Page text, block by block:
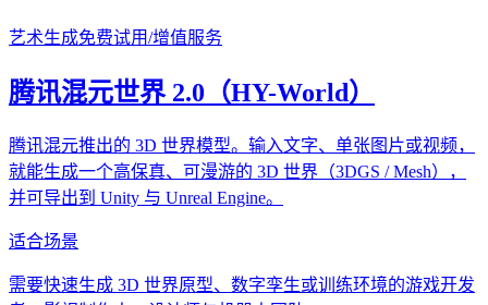
艺术生成免费试用/增值服务
腾讯混元世界 2.0（HY-World）
腾讯混元推出的 3D 世界模型。输入文字、单张图片或视频，
就能生成一个高保真、可漫游的 3D 世界（3DGS / Mesh），
并可导出到 Unity 与 Unreal Engine。
适合场景
需要快速生成 3D 世界原型、数字孪生或训练环境的游戏开发